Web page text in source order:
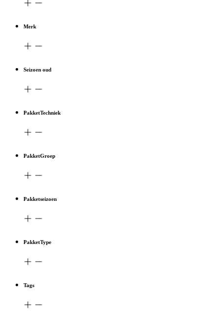
Merk
Seizoen oud
PakketTechniek
PakketGroep
Pakketseizoen
PakketType
Tags